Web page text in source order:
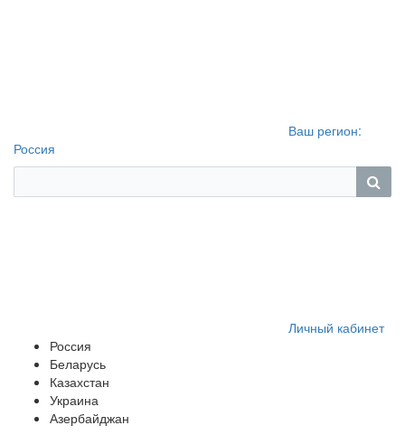
Ваш регион:
Россия
Личный кабинет
Россия
Беларусь
Казахстан
Украина
Азербайджан